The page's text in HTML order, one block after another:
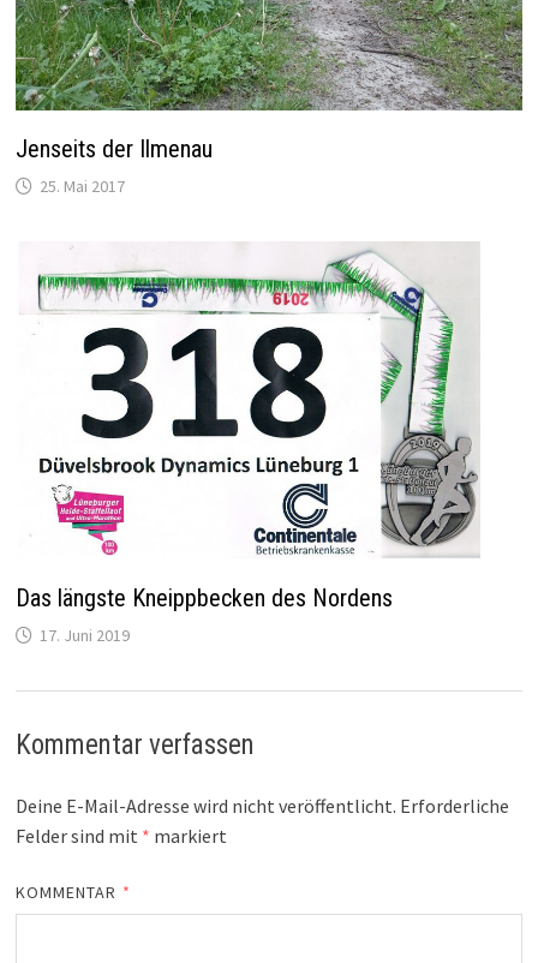
Jenseits der Ilmenau
25. Mai 2017
Das längste Kneippbecken des Nordens
17. Juni 2019
Kommentar verfassen
Deine E-Mail-Adresse wird nicht veröffentlicht. Erforderliche
Felder sind mit * markiert
KOMMENTAR *